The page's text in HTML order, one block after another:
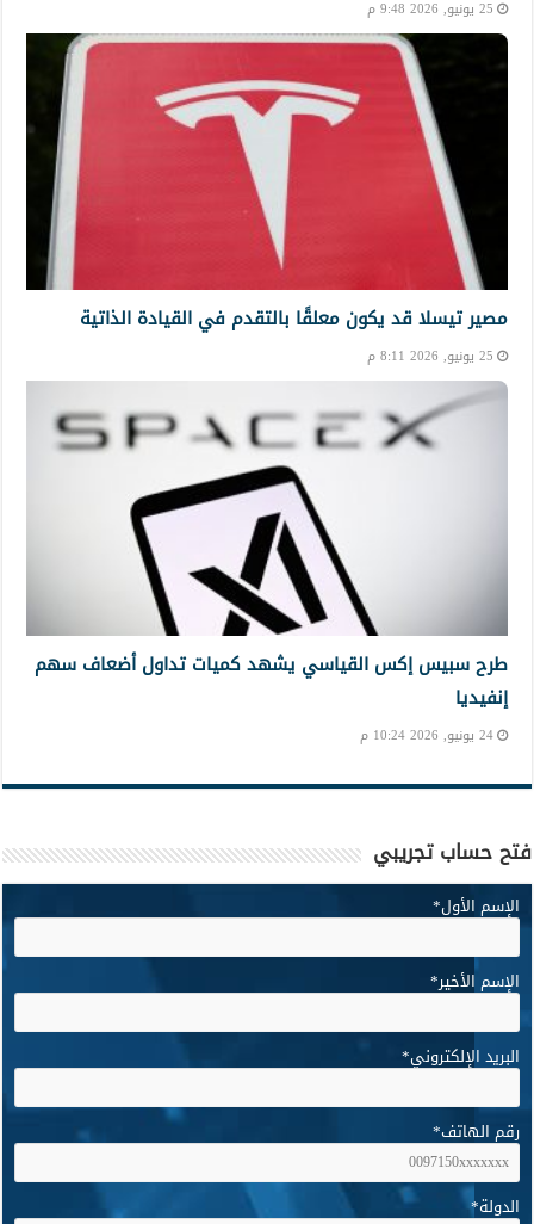
25 يونيو, 2026 9:48 م
مصير تيسلا قد يكون معلقًا بالتقدم في القيادة الذاتية
25 يونيو, 2026 8:11 م
طرح سبيس إكس القياسي يشهد كميات تداول أضعاف سهم
إنفيديا
24 يونيو, 2026 10:24 م
فتح حساب تجريبي
الإسم الأول*
الإسم الأخير*
البريد الإلكتروني*
رقم الهاتف*
الدولة*